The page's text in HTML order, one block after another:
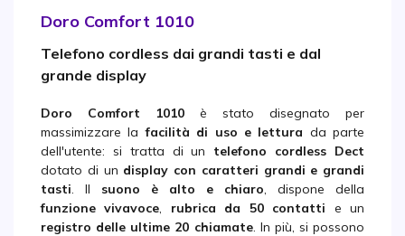
Doro Comfort 1010
Telefono cordless dai grandi tasti e dal
grande display
Doro Comfort 1010 è stato disegnato per
massimizzare lafacilità di uso e lettura da parte
dell'utente: si tratta di un telefono cordless Dect
dotato di un display con caratteri grandi e grandi
tasti . Il suono è alto e chiaro , dispone della
funzione vivavoce
rubrica da 50 contatti e un
registro delle ultime 20 chiamate. In più, si possono